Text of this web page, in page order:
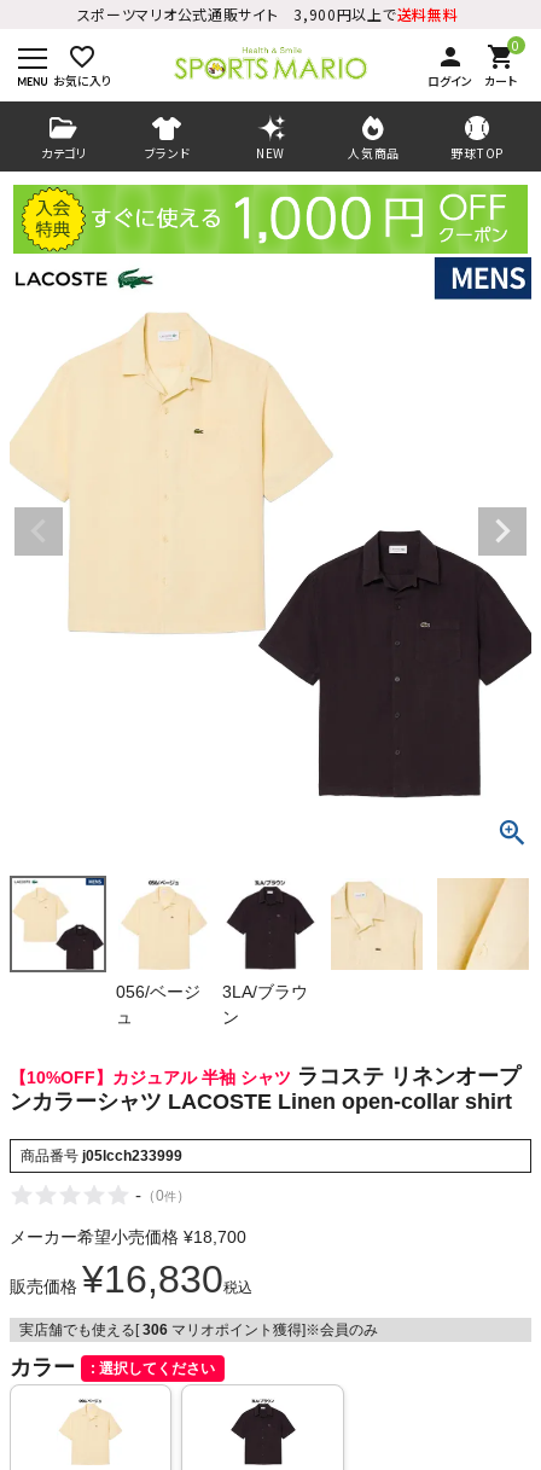
スポーツマリオ公式通販サイト 3,900円以上で送料無料
favorite_border
お気に入り
person
ログイン
0
shopping_cart
カート
カテゴリ ブランド NEW 人気商品 野球TOP
ログイン
ようこそ ゲスト 様
検索
商品が見つからない方はこちら
ACOSTE Lin
en open-co
llar shirt
(税込)
NIKE
CHUMS
HOKA
もっと見る
メンズカジュアルウェア
056/ベージ
ュ
3LA/ブラウ
ン
【10%OFF】カジュアル 半袖 シャツ ラコステ リネンオープ
ンカラーシャツ LACOSTE Linen open-collar shirt
商品番号 j05lcch233999
- （0件）
メーカー希望小売価格 ¥18,700
販売価格 ¥16,830税込
実店舗でも使える[ 306 マリオポイント獲得]※会員のみ
カラー 選択してください